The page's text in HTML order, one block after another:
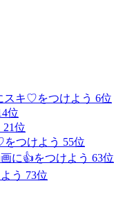
スキ♡をつけよう 6位
位
21位
つけよう 55位
に👍をつけよう 63位
う 73位